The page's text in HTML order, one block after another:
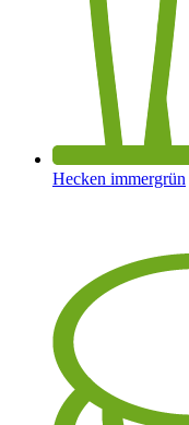
Hecken immergrün